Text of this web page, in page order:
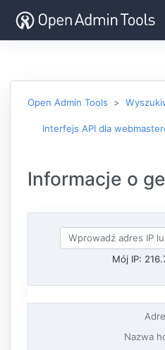
Open Admin Tools
Interfejs API dla
Informacje o
Mój IP:
Nazwa